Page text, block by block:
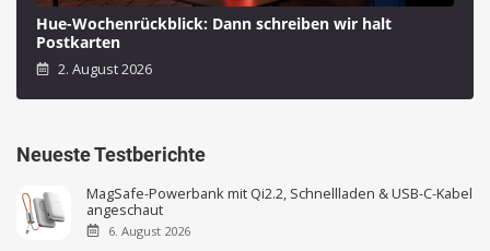
Hue-Wochenrückblick: Dann schreiben wir halt
Postkarten
2. August 2026
Neueste Testberichte
MagSafe-Powerbank mit Qi2.2, Schnellladen & USB-C-Kabel
angeschaut
6. August 2026